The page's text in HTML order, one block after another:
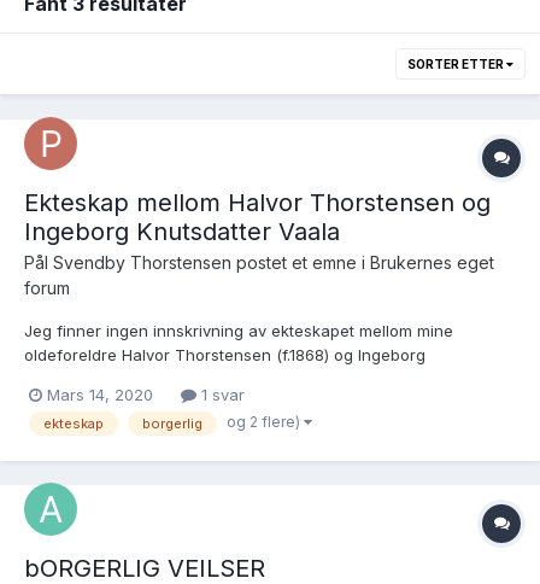
SORTER ETTER
Ekteskap mellom Halvor Thorstensen og
Ingeborg Knutsdatter Vaala
Pål Svendby Thorstensen postet et emne i Brukernes eget
forum
Jeg finner ingen innskrivning av ekteskapet mellom mine
oldeforeldre Halvor Thorstensen (f.1868) og Ingeborg
Sauherad, men ingen vielse er å finne der heller) angivelig skulle
ekteskapet blitt inngått i 1891. Det står unde...
Mars 14, 2020 1 svar
ekteskap borgerlig og 2 flere)
bORGERLIG VEILSER